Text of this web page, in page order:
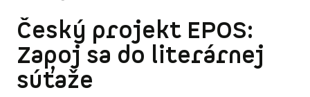
Český projekt EPOS:
Zapoj sa do literárnej
súťaže